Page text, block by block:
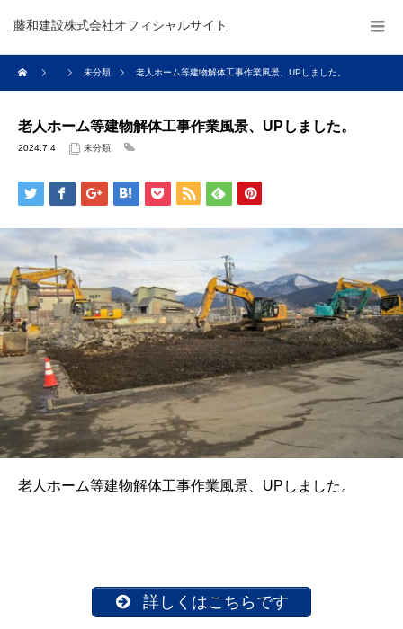
藤和建設株式会社オフィシャルサイト
未分類 老人ホーム等建物解体工事作業風景、UPしました。
老人ホーム等建物解体工事作業風景、UPしました。
2024.7.4 未分類
老人ホーム等建物解体工事作業風景、UPしました。
詳しくはこちらです